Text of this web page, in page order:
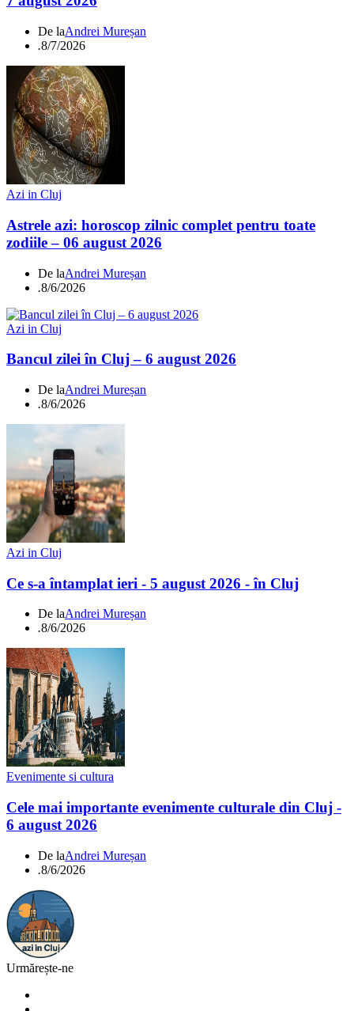
De laAndrei Mureșan
.8/7/2026
Azi in Cluj
Astrele azi: horoscop zilnic complet pentru toate
zodiile – 06 august 2026
De laAndrei Mureșan
.8/6/2026
Azi in Cluj
Bancul zilei în Cluj – 6 august 2026
De laAndrei Mureșan
.8/6/2026
Azi in Cluj
Ce s-a întamplat ieri - 5 august 2026 - în Cluj
De laAndrei Mureșan
.8/6/2026
Evenimente si cultura
Cele mai importante evenimente culturale din Cluj -
6 august 2026
De laAndrei Mureșan
.8/6/2026
Urmărește-ne